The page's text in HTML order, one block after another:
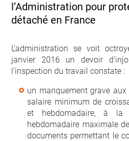
l’Administration pour
détaché en France
L’administration se voit
janvier 2016 un devoir
l’inspection du travail constate :
un manquement grave
salaire minimum de
et hebdomadaire, à la
hebdomadaire maximale
documents permettant le